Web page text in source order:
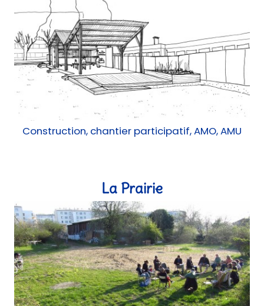
Construction, chantier participatif, AMO, AMU
La Prairie
Urbanisme transitoire